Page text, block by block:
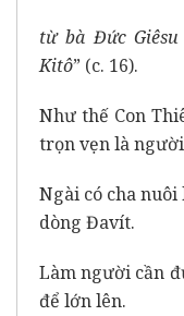
từ bà Đức
Kitô” (c. 16).
Như thế Con
trọn vẹn là
Ngài có cha
dòng Đavít.
Làm người cần
để lớn lên.